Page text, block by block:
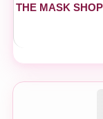
THE MASK SHOP